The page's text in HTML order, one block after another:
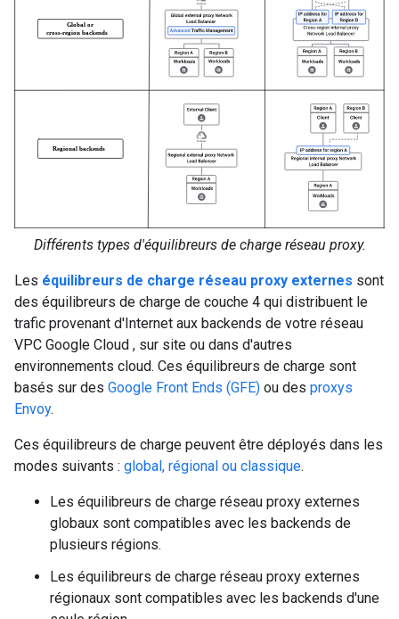
Différents types d'équilibreurs de charge réseau proxy.
Les équilibreurs de charge réseau proxy externes sont
des équilibreurs de charge de couche 4 qui distribuent le
trafic provenant d'Internet aux backends de votre réseau
VPC Google Cloud , sur site ou dans d'autres
environnements cloud. Ces équilibreurs de charge sont
basés sur des Google Front Ends (GFE) ou des proxys
Envoy.
Ces équilibreurs de charge peuvent être déployés dans les
modes suivants : global, régional ou classique.
Les équilibreurs de charge réseau proxy externes
globaux sont compatibles avec les backends de
plusieurs régions.
Les équilibreurs de charge réseau proxy externes
régionaux sont compatibles avec les backends d'une